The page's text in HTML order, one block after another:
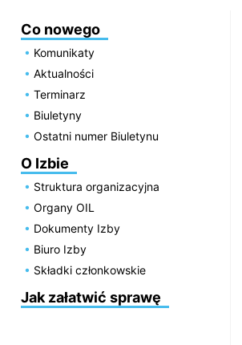
Co nowego
Komunikaty
Aktualności
Terminarz
Biuletyny
Ostatni numer Biuletynu
O Izbie
Struktura organizacyjna
Organy OIL
Dokumenty Izby
Biuro Izby
Składki członkowskie
Jak załatwić sprawę